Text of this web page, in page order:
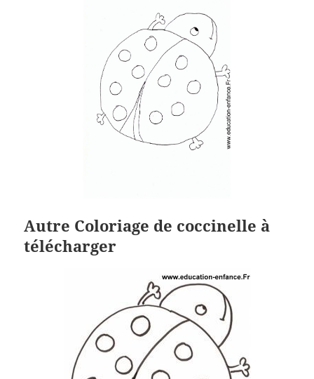
Autre Coloriage de coccinelle à
télécharger